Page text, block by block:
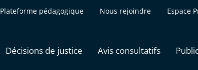
Plateforme pédagogique Nous rejoindre Espace
Décisions de justice Avis consultatifs